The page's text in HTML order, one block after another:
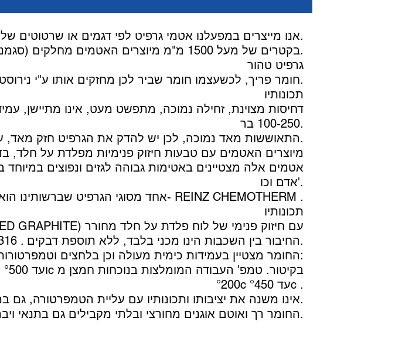
אנו מייצרים במפעלנו אטמי גרפיט לפי דגמים או שרטוטים של הלקוח תוך זמן קצר.
בקטרים של מעל 1500 מ"מ מיוצרים האטמים מחלקים (סגמנטים) בדיוק רב.
גרפיט טהור
חומר פריך, לכשעצמו חומר שביר לכן מחזקים אותו ע"י נירוסטה או פלדה.
תכונותיו
דחיסות מצוינת, זחילה נמוכה, מתפשט מעט, אינו מתיישן,
100-250 בר.
התאוששות מאד נמוכה, לכן יש להדק את הגרפיט חזק מאד, על מנת שלא תהיה תזוזה.
אדם וכו'.
אחד מסוגי הגרפיט שברשותינו הוא ה- REINZ CHEMOTHERM .
תכונותיו
(Tanged) מסוג SS316 . החיבור בין השכבות הינו מכני בלבד, ללא תוספת דבקים.
החומר מצטיין בעמידות כימית מעולה וכן בלחצים וטמפרטורות גבוהים במיוחד:
°200c עד °450c .
REINZ CHEMOTHERM אינו משנה את יציבותו ותכונותיו עם עליית הטמפרטורה, גם במחזורים של לחצים וחום.
החומר רך ואוטם אוגנים מחורצי ובלתי מקבילים גם בתנאי ויברציות.